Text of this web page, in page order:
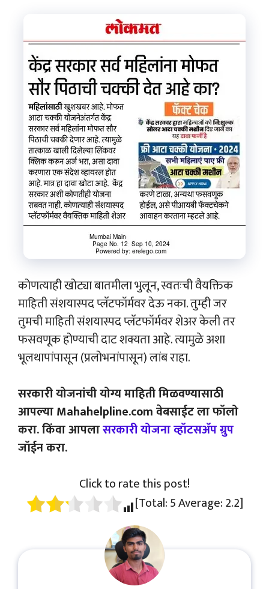
कोणत्याही खोट्या बातमीला भुलून, स्वतःची वैयक्तिक
माहिती संशयास्पद प्लॅटफॉर्मवर देऊ नका. तुम्ही जर
तुमची माहिती संशयास्पद प्लॅटफॉर्मवर शेअर केली तर
फसवणूक होण्याची दाट शक्यता आहे. त्यामुळे अशा
भूलथापांपासून (प्रलोभनांपासून) लांब राहा.
सरकारी योजनांची योग्य माहिती मिळवण्यासाठी
आपल्या Mahahelpline.com वेबसाईट ला फॉलो
करा. किंवा आपलासरकारी योजना व्हॉटसॲप ग्रुप
जॉईन करा.
Click to rate this post!
[Total:5Average:2.2]